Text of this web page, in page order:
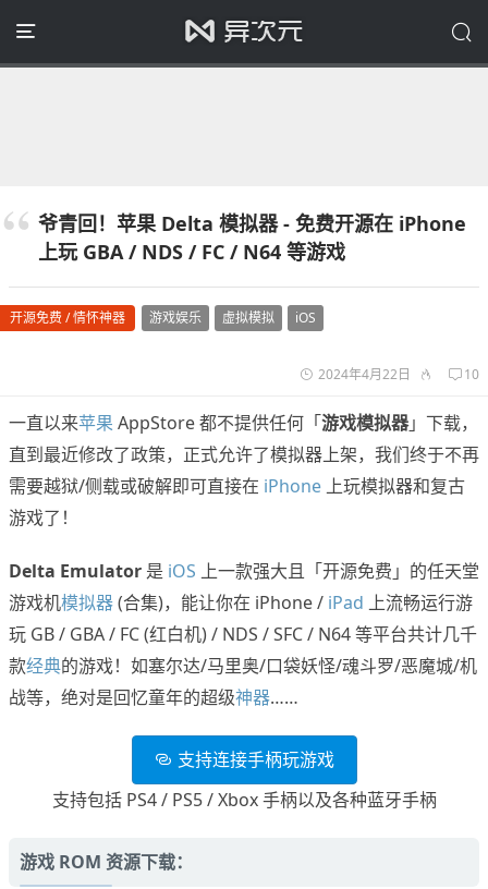
爷青回！苹果 Delta 模拟器 - 免费开源在 iPhone
上玩 GBA / NDS / FC / N64 等游戏
开源免费 / 情怀神器 游戏娱乐 虚拟模拟 iOS
2024年4月22日 10
一直以来苹果 AppStore 都不提供任何「游戏模拟器」下载，
直到最近修改了政策，正式允许了模拟器上架，我们终于不再
需要越狱/侧载或破解即可直接在 iPhone 上玩模拟器和复古
游戏了！
Delta Emulator 是 iOS 上一款强大且「开源免费」的任天堂
游戏机模拟器(合集)，能让你在 iPhone / iPad 上流畅运行游
玩 GB / GBA / FC (红白机) / NDS / SFC / N64 等平台共计几千
款经典的游戏！如塞尔达/马里奥/口袋妖怪/魂斗罗/恶魔城/机
战等，绝对是回忆童年的超级神器……
支持连接手柄玩游戏
支持包括 PS4 / PS5 / Xbox 手柄以及各种蓝牙手柄
游戏 ROM 资源下载：